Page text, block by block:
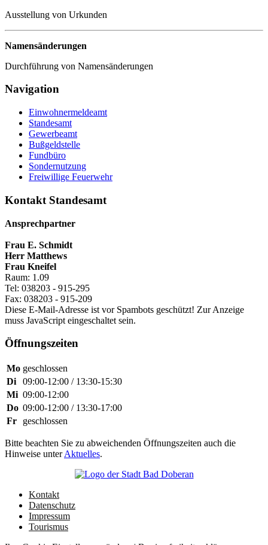
Ausstellung von Urkunden
Namensänderungen
Durchführung von Namensänderungen
Navigation
Einwohnermeldeamt
Standesamt
Gewerbeamt
Bußgeldstelle
Fundbüro
Sondernutzung
Freiwillige Feuerwehr
Kontakt Standesamt
Ansprechpartner
Frau E. Schmidt
Herr Matthews
Frau Kneifel
Raum: 1.09
Tel: 038203 - 915-295
Fax: 038203 - 915-209
Diese E-Mail-Adresse ist vor Spambots geschützt! Zur Anzeige
muss JavaScript eingeschaltet sein.
Öffnungszeiten
Mo geschlossen
Di
09:00-12:00 / 13:30-15:30
Mi 09:00-12:00
Do 09:00-12:00 / 13:30-17:00
Fr
geschlossen
Bitte beachten Sie zu abweichenden Öffnungszeiten auch die
Hinweise unterAktuelles.
Kontakt
Datenschutz
Impressum
Tourismus